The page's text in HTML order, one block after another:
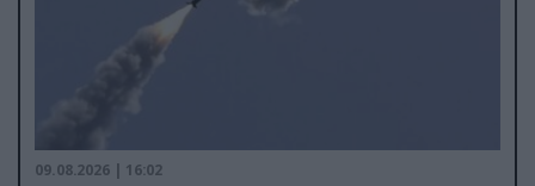
09.08.2026 | 16:02